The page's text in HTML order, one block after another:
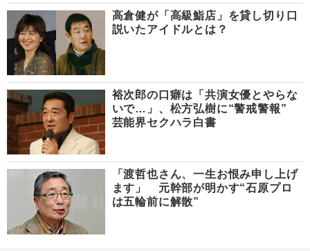
高倉健が「高級鮨店」を貸し切り口
説いたアイドルとは？
裕次郎の口癖は「共演女優とやらな
いで…」、松方弘樹に“警戒警報”
芸能界セクハラ白書
「渡哲也さん、一生お恨み申し上げ
ます」 元幹部が明かす“石原プロ
は五輪前に解散”